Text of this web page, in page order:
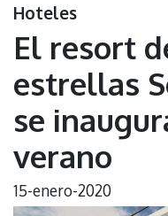
Hoteles
El resort
estrellas
se
verano
15-enero-2020